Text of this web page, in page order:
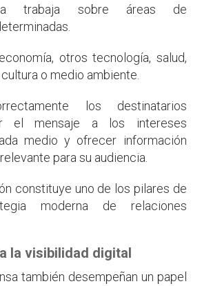
trabaja sobre áreas de
otros tecnología, salud,
o medio ambiente.
los destinatarios
el mensaje a los intereses
medio y ofrecer información
para su audiencia.
constituye uno de los pilares de
moderna de relaciones
la visibilidad digital
también desempeñan un papel